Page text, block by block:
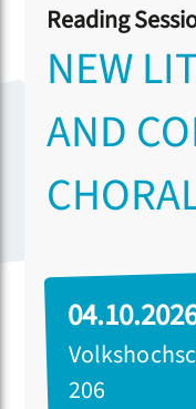
Reading
NEW
AND
206